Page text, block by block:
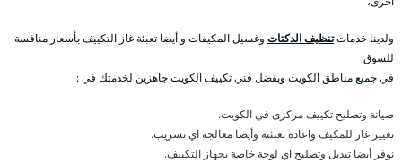
ولدينا خدماتتنظيف الدكتات وغسيل المكيفات و أيضا تعبئة غاز التكييف بأسعار منافسة
للسوق
في جميع مناطق الكويت وبفضل فني تكييف الكويت جاهزين لخدمتك في :
صيانة وتصليح تكييف مركزى في الكويت.
تغيير غاز للمكيف واعادة تعبئته وأيضا معالجة اي تسريب.
نوفر أيضا تبديل وتصليح اي لوحة خاصة بجهاز التكييف.